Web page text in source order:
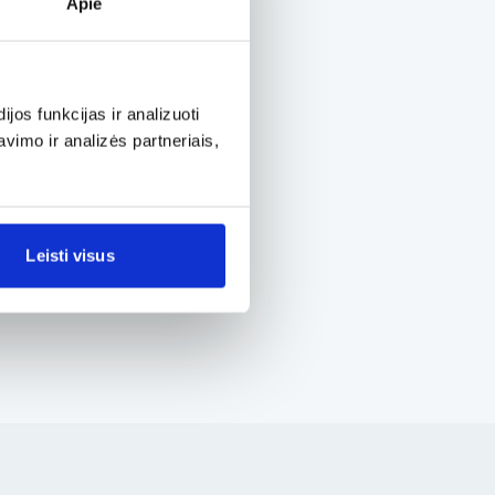
Apie
funkcijas ir analizuoti
ir analizės partneriais,
Leisti visus